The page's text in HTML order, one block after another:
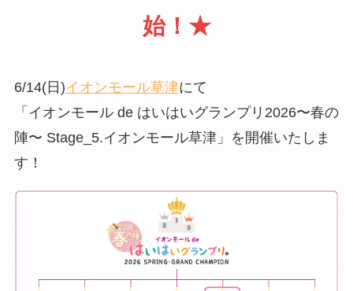
始！★
6/14(日)イオンモール草津にて
「イオンモール de はいはいグランプリ2026〜春の
陣〜 Stage_5.イオンモール草津」を開催いたしま
す！